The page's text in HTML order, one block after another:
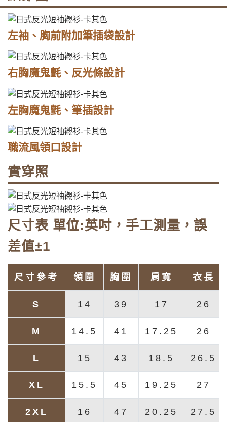
左袖、胸前附加筆插袋設計
右胸魔鬼氈、反光條設計
左胸魔鬼氈、筆插設計
職流風領口設計
實穿照
尺寸表 單位:英吋，手工測量，誤
差值±1
尺寸參考 領圍 胸圍 肩寬 衣長
S 14 39 17 26
M 14.5 41 17.25 26
L 15 43 18.5 26.5
XL 15.5 45 19.25 27
2XL 16 47 20.25 27.5